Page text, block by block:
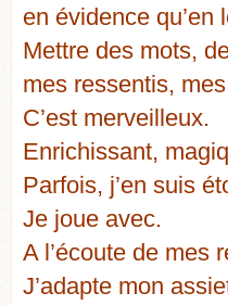
en évidence qu’en
Mettre des mots,
mes ressentis,
C’est merveilleux.
Enrichissant,
Parfois, j’en suis
Je joue avec.
A l’écoute de mes
J’adapte mon